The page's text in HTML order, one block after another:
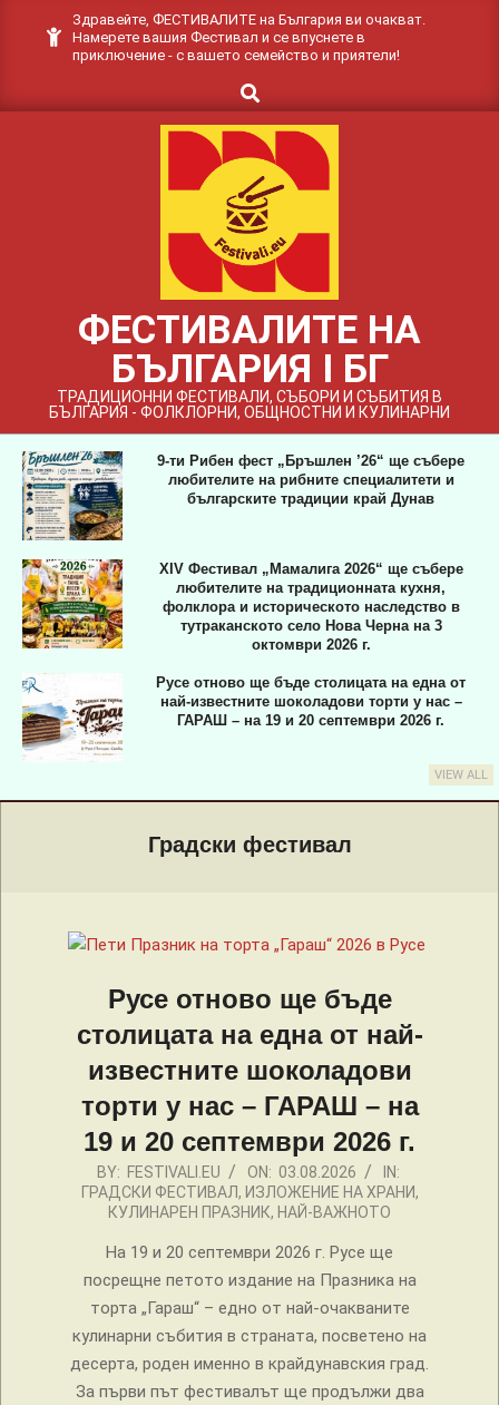
Здравейте, ФЕСТИВАЛИТЕ на България ви очакват.
Намерете вашия Фестивал и се впуснете в
приключение - с вашето семейство и приятели!
Search
ФЕСТИВАЛИТЕ НА
БЪЛГАРИЯ I БГ
ТРАДИЦИОННИ ФЕСТИВАЛИ, СЪБОРИ И СЪБИТИЯ В
БЪЛГАРИЯ - ФОЛКЛОРНИ, ОБЩНОСТНИ И КУЛИНАРНИ
9-ти Рибен фест „Бръшлен ’26“ ще събере
любителите на рибните специалитети и
българските традиции край Дунав
XIV Фестивал „Мамалига 2026“ ще събере
любителите на традиционната кухня,
фолклора и историческото наследство в
тутраканското село Нова Черна на 3
октомври 2026 г.
Русе отново ще бъде столицата на една от
най-известните шоколадови торти у нас –
ГАРАШ – на 19 и 20 септември 2026 г.
VIEW ALL
Градски фестивал
Русе отново ще бъде
столицата на една от най-
известните шоколадови
торти у нас – ГАРАШ – на
19 и 20 септември 2026 г.
2026-
08-
BY: FESTIVALI.EU ON: 03.08.2026
IN:
ГРАДСКИ ФЕСТИВАЛ, ИЗЛОЖЕНИЕ НА ХРАНИ,
КУЛИНАРЕН ПРАЗНИК, НАЙ-ВАЖНОТО
На 19 и 20 септември 2026 г. Русе ще
посрещне петото издание на Празника на
торта „Гараш“ – едно от най-очакваните
кулинарни събития в страната, посветено на
десерта, роден именно в крайдунавския град.
За първи път фестивалът ще продължи два